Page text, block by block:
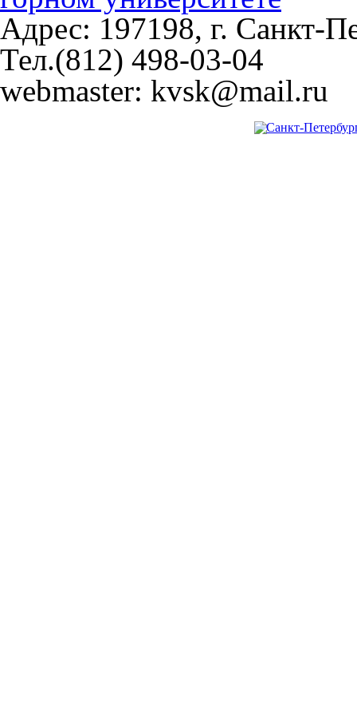
Адрес: 197198, г. Санкт-
Тел.(812) 498-03-04
webmaster: kvsk@mail.ru